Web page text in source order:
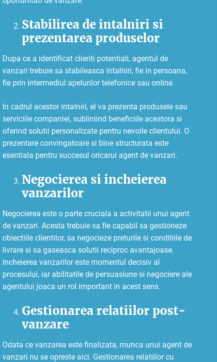
Stabilirea de intalniri si
prezentarea produselor
Dupa ce a identificat clienti potentiali, agentul de
vanzari trebuie sa stabileasca intalniri, fie in persoana,
fie prin intermediul apelurilor telefonice sau online.
In cadrul acestor intalniri, el va prezenta produsele sau
serviciile companiei, subliniind beneficiile acestora si
oferind solutii personalizate pentru nevoile clientului. O
prezentare convingatoare si bine structurata este
esentiala pentru succesul oricarui agent de vanzari.
Negocierea si incheierea
vanzarilor
Negocierea este o parte cruciala a activitatii unui agent
de vanzari. Acesta trebuie sa fie capabil sa gestioneze
obiectiile clientilor, sa negocieze preturile si conditiile de
livrare si sa gaseasca solutii reciproc avantajoase.
Incheierea vanzarilor este momentul decisiv al
procesului, iar abilitatile de persuasiune si negociere ale
agentului joaca un rol important in acest sens.
Gestionarea relatiilor post-
vanzare
Odata ce vanzarea este finalizata, munca unui agent de
vanzari nu se opreste aici. Gestionarea relatiilor cu